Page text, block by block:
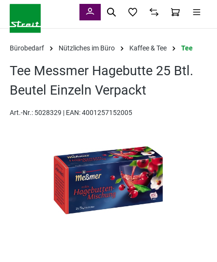
Bürobedarf Nützliches im Büro Kaffee & Tee Tee
Tee Messmer Hagebutte 25 Btl.
Beutel Einzeln Verpackt
Art.-Nr.: 5028329 | EAN: 4001257152005